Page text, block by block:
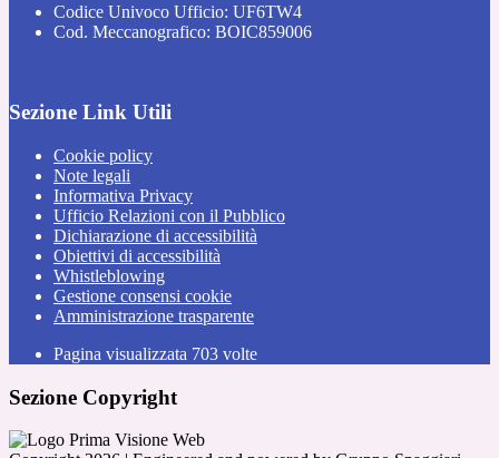
Codice Univoco Ufficio: UF6TW4
Cod. Meccanografico: BOIC859006
Sezione Link Utili
Cookie policy
Note legali
Informativa Privacy
Ufficio Relazioni con il Pubblico
Dichiarazione di accessibilità
Obiettivi di accessibilità
Whistleblowing
Gestione consensi cookie
Amministrazione trasparente
Pagina visualizzata 703 volte
Sezione Copyright